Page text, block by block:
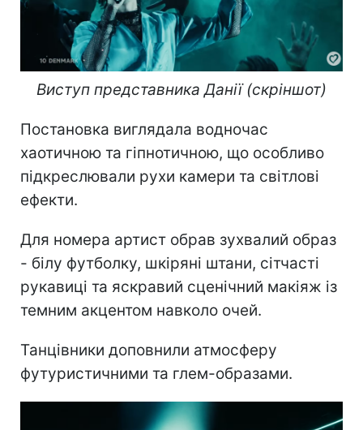
Виступ представника Данії (скріншот)
Постановка виглядала водночас
хаотичною та гіпнотичною, що особливо
підкреслювали рухи камери та світлові
ефекти.
Для номера артист обрав зухвалий образ
- білу футболку, шкіряні штани, сітчасті
рукавиці та яскравий сценічний макіяж із
темним акцентом навколо очей.
Танцівники доповнили атмосферу
футуристичними та глем-образами.